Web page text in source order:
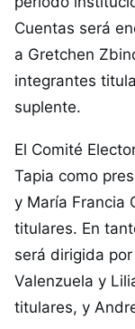
Cuentas será
a Gretchen
integrantes
suplente.
El Comité
Tapia como
y María Francia
titulares. En
será dirigida
Valenzuela y
titulares, y